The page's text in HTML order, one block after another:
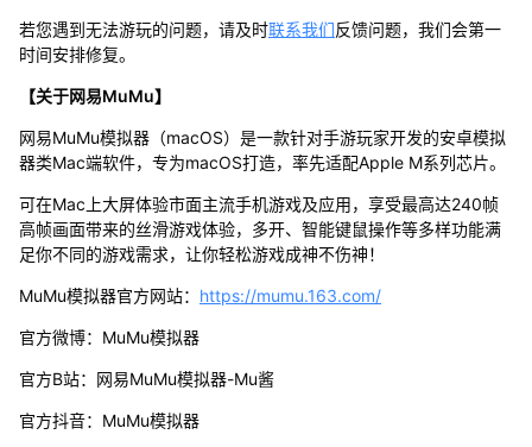
若您遇到无法游玩的问题，请及时联系我们反馈问题，我们会第一
时间安排修复。
【关于网易MuMu】
网易MuMu模拟器（macOS）是一款针对手游玩家开发的安卓模拟
器类Mac端软件，专为macOS打造，率先适配Apple M系列芯片。
可在Mac上大屏体验市面主流手机游戏及应用，享受最高达240帧
高帧画面带来的丝滑游戏体验，多开、智能键鼠操作等多样功能满
足你不同的游戏需求，让你轻松游戏成神不伤神！
MuMu模拟器官方网站： https://mumu.163.com/
官方微博：MuMu模拟器
官方B站：网易MuMu模拟器-Mu酱
官方抖音：MuMu模拟器